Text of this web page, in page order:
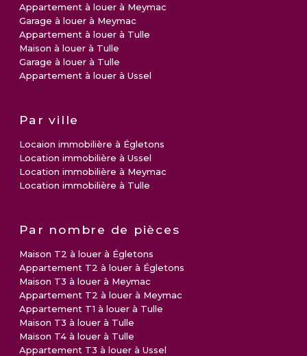
Appartement à louer à Meymac
Garage à louer à Meymac
Appartement à louer à Tulle
Maison à louer à Tulle
Garage à louer à Tulle
Appartement à louer à Ussel
Par ville
Locaion immobilière à Égletons
Location immobilière à Ussel
Location immobilière à Meymac
Location immobilière à Tulle
Par nombre de pièces
Maison T2 à louer à Égletons
Appartement T2 à louer à Égletons
Maison T3 à louer à Meymac
Appartement T2 à louer à Meymac
Appartement T1 à louer à Tulle
Maison T3 à louer à Tulle
Maison T4 à louer à Tulle
Appartement T3 à louer à Ussel